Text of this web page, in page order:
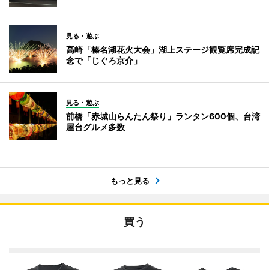
見る・遊ぶ
高崎「榛名湖花火大会」湖上ステージ観覧席完成記
念で「じぐろ京介」
見る・遊ぶ
前橋「赤城山らんたん祭り」ランタン600個、台湾
屋台グルメ多数
もっと見る
買う